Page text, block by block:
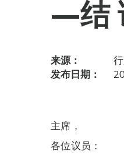
—结
来源：
发布日期：
主席，
各位议员：